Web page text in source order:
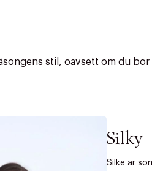
stil, oavsett om du bor
Silky
Silke är